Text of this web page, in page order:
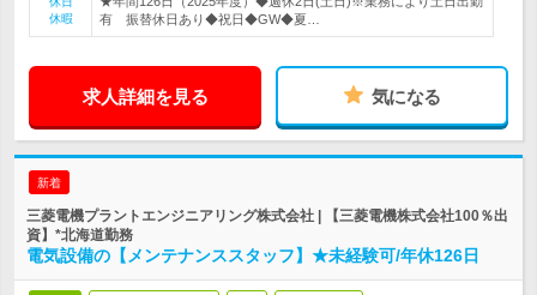
休暇
有 振替休日あり◆祝日◆GW◆夏…
求人詳細を見る 気になる
新着
三菱電機プラントエンジニアリング株式会社 | 【三菱電機株式会社100％出
資】*北海道勤務
電気設備の【メンテナンススタッフ】★未経験可/年休126日